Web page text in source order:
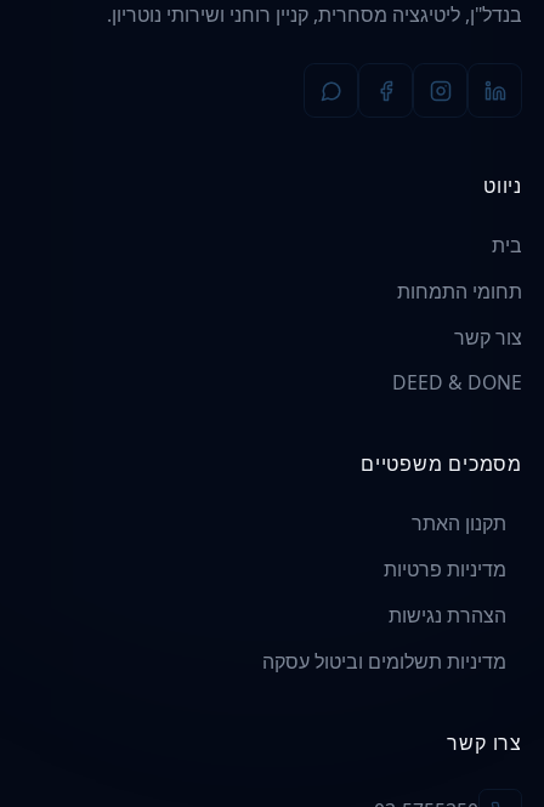
בנדל"ן, ליטיגציה מסחרית, קניין רוחני ושירותי נוטריון.
ניווט
בית
תחומי התמחות
צור קשר
DEED & DONE
מסמכים משפטיים
תקנון האתר
מדיניות פרטיות
הצהרת נגישות
מדיניות תשלומים וביטול עסקה
צרו קשר